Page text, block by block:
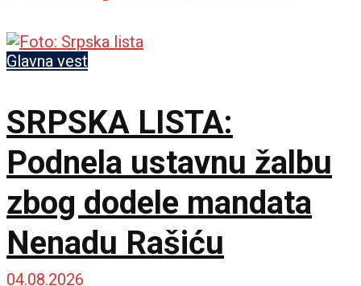
Glavna vest
SRPSKA LISTA:
Podnela ustavnu žalbu
zbog dodele mandata
Nenadu Rašiću
04.08.2026